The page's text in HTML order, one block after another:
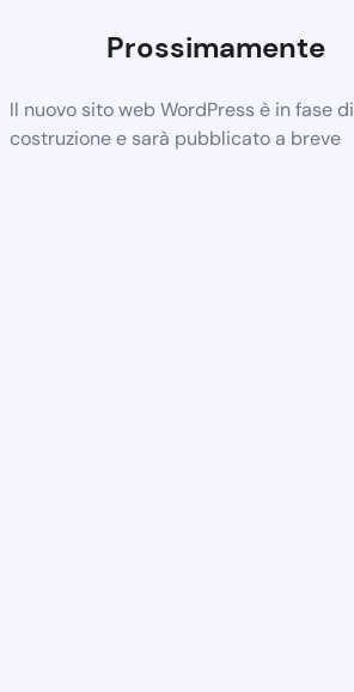
Prossimamente
Il nuovo sito web WordPress è in fase di
costruzione e sarà pubblicato a breve